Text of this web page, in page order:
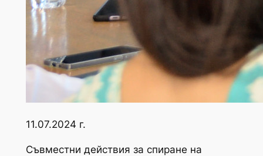
11.07.2024 г.
Съвместни действия за спиране на